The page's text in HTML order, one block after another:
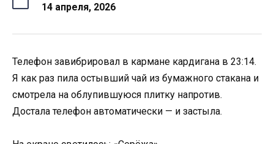
14 апреля, 2026
Телефон завибрировал в кармане кардигана в 23:14.
Я как раз пила остывший чай из бумажного стакана и
смотрела на облупившуюся плитку напротив.
Достала телефон автоматически — и застыла.